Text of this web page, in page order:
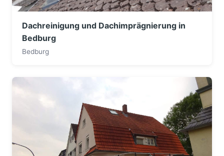
Dachreinigung und Dachimprägnierung in
Bedburg
Bedburg